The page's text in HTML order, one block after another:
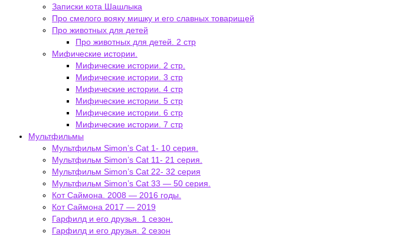
Записки кота Шашлыка
Про смелого вояку мишку и его славных товарищей
Про животных для детей
Про животных для детей. 2 стр
Мифические истории.
Мифические истории. 2 стр.
Мифические истории. 3 стр
Мифические истории. 4 стр
Мифические истории. 5 стр
Мифические истории. 6 стр
Мифические истории. 7 стр
Мультфильмы
Мультфильм Simon’s Cat 1- 10 серия.
Мультфильм Simon’s Cat 11- 21 серия.
Мультфильм Simon’s Cat 22- 32 серия
Мультфильм Simon’s Cat 33 — 50 серия.
Кот Саймона. 2008 — 2016 годы.
Кот Саймона 2017 — 2019
Гарфилд и его друзья. 1 сезон.
Гарфилд и его друзья. 2 сезон